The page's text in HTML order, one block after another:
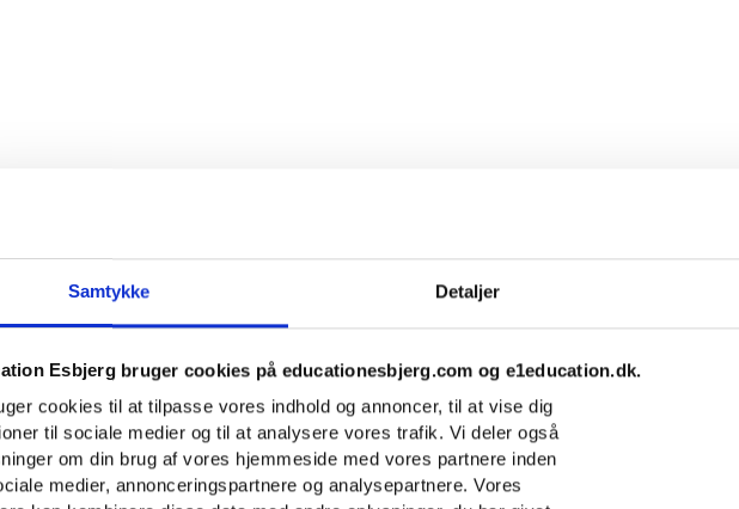
Samtykke Detaljer
Esbjerg bruger cookies på educationesbjerg.com og e1education.dk.
cookies til at tilpasse vores indhold og annoncer, til at vise dig
til sociale medier og til at analysere vores trafik. Vi deler også
om din brug af vores hjemmeside med vores partnere inden
medier, annonceringspartnere og analysepartnere. Vores